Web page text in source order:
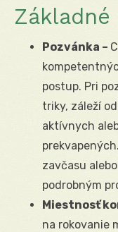
Základné
Pozvánka –
postup. Pri
triky, záleží
aktívnych
zavčasu
podrobným
Miestnosť
na rokovanie